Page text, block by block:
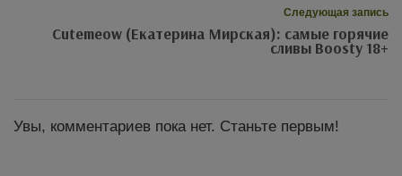
Следующая запись
Cutemeow (Екатерина Мирская): самые горячие
сливы Boosty 18+
Увы, комментариев пока нет. Станьте первым!